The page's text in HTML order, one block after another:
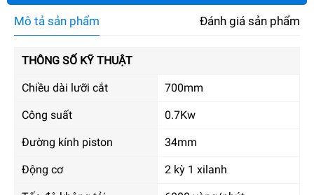
Mô tả sản phẩm Đánh giá sản phẩm
THÔNG SỐ KỸ THUẬT
Chiều dài lưỡi cắt 700mm
Công suất 0.7Kw
Đường kính piston 34mm
Động cơ 2 kỳ 1 xilanh